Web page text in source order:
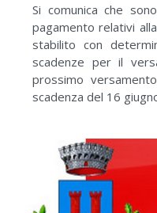
Si comunica che
pagamento relativi
stabilito con
scadenze per il
prossimo
scadenza del 16